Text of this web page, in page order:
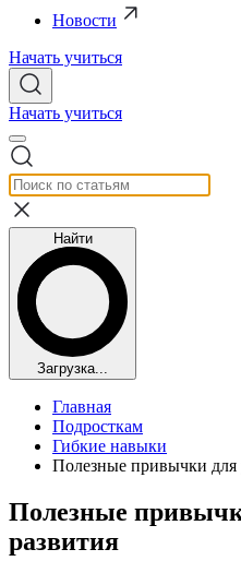
Новости
Начать учиться
Начать учиться
Найти
Загрузка...
Главная
Подросткам
Гибкие навыки
Полезные привычки для
Полезные
развития